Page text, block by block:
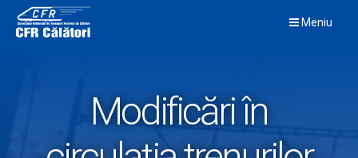
content
Meniu
Modificări în